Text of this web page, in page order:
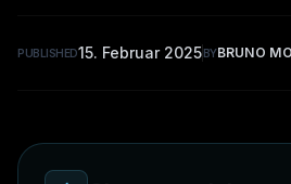
PUBLISHED15. Februar 2025 BYBRUNO